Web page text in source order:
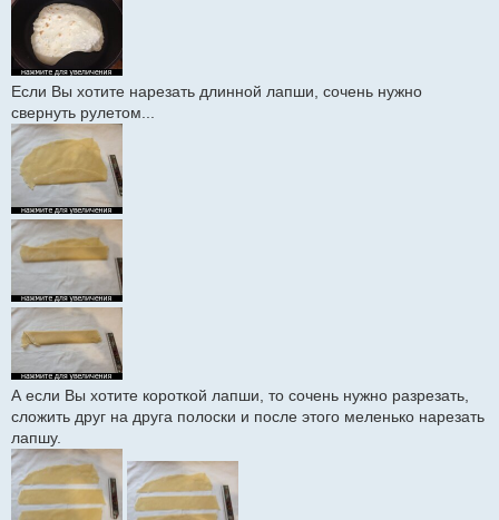
Если Вы хотите нарезать длинной лапши, сочень нужно
свернуть рулетом...
А если Вы хотите короткой лапши, то сочень нужно разрезать,
сложить друг на друга полоски и после этого меленько нарезать
лапшу.